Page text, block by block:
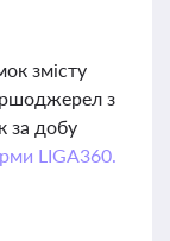
змісту
з
за добу
LIGA360.